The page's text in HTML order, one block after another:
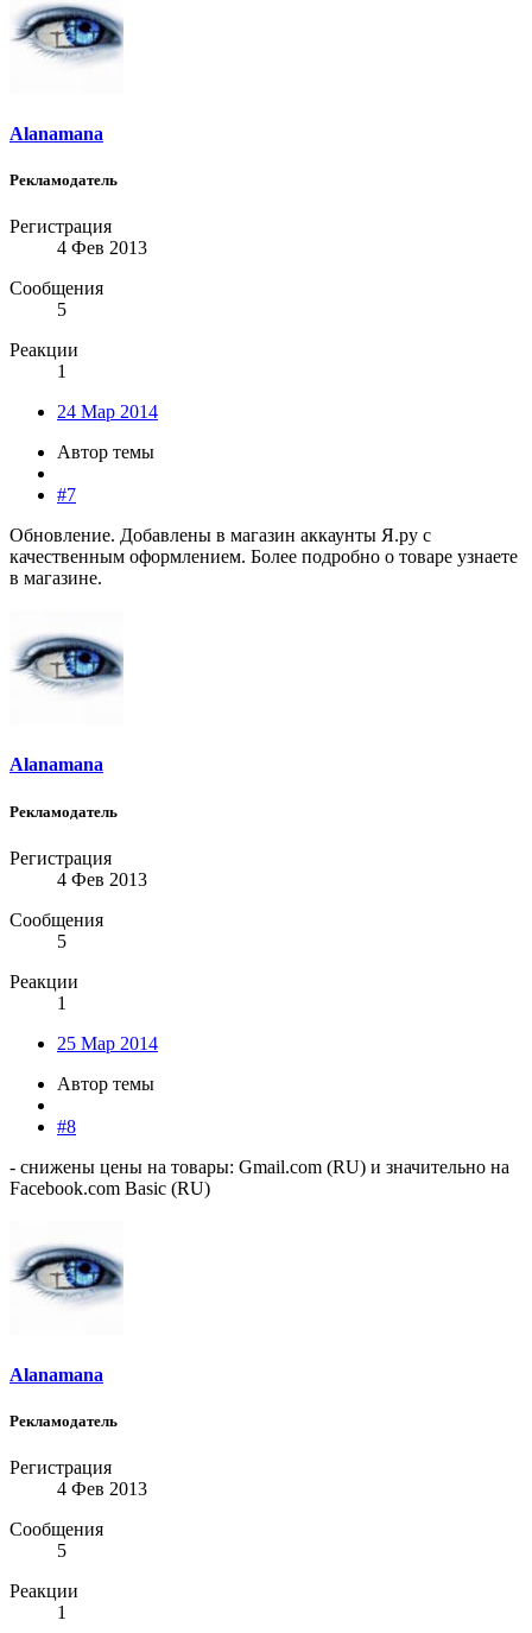
Alanamana
Рекламодатель
Регистрация
4 Фев 2013
Сообщения
5
Реакции
1
24 Мар 2014
Автор темы
#7
Обновление. Добавлены в магазин аккаунты Я.ру с
качественным оформлением. Более подробно о товаре узнаете
в магазине.
Alanamana
Рекламодатель
Регистрация
4 Фев 2013
Сообщения
5
Реакции
1
25 Мар 2014
Автор темы
#8
- снижены цены на товары: Gmail.com (RU) и значительно на
Facebook.com Basic (RU)
Alanamana
Рекламодатель
Регистрация
4 Фев 2013
Сообщения
5
Реакции
1